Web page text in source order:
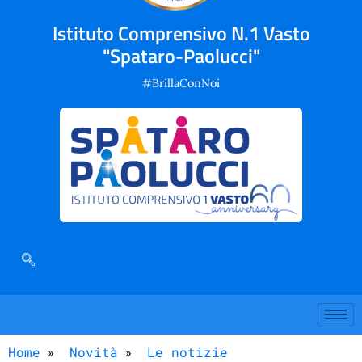
Istituto Comprensivo N.1 Vasto
"Spataro-Paolucci"
#BrillaConNoi
Home Novità
Le notizie